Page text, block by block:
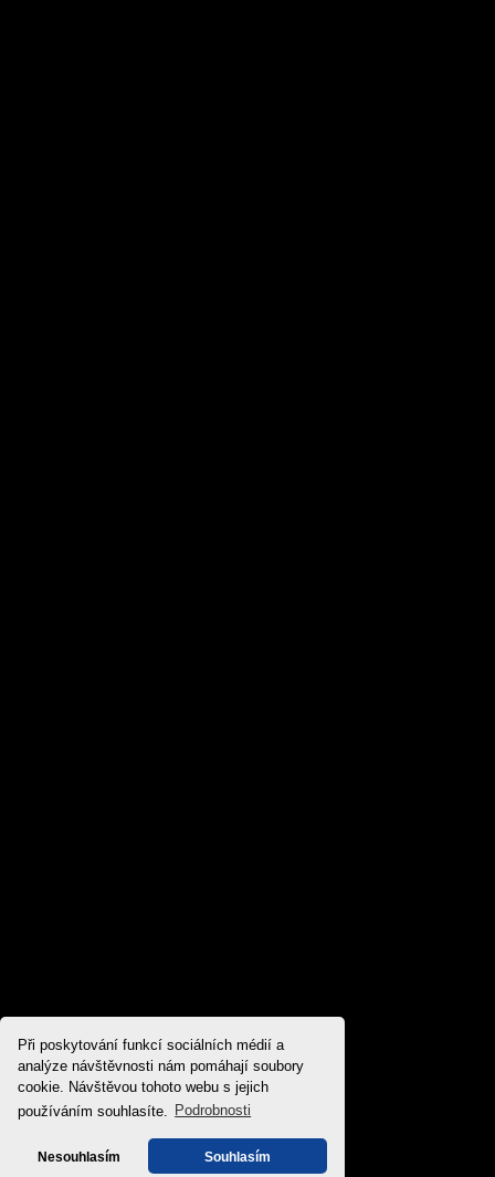
Při poskytování funkcí sociálních médií a
analýze návštěvnosti nám pomáhají soubory
cookie. Návštěvou tohoto webu s jejich
používáním souhlasíte.
Podrobnosti
Nesouhlasím Souhlasím